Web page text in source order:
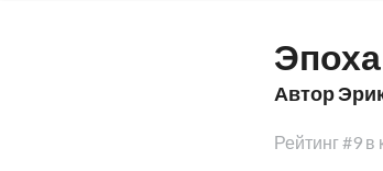
Автор
Рейтинг#9 в